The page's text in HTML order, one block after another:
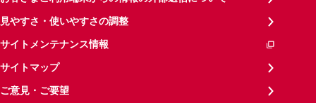
見やすさ・使いやすさの調整
サイトメンテナンス情報
サイトマップ
ご意見・ご要望